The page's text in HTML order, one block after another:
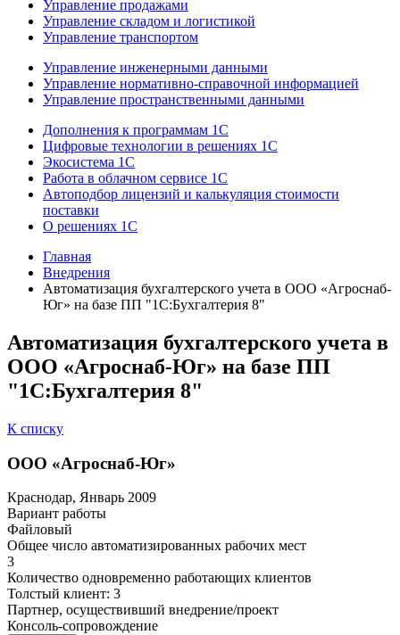
Управление продажами
Управление складом и логистикой
Управление транспортом
Управление инженерными данными
Управление нормативно-справочной информацией
Управление пространственными данными
Дополнения к программам 1С
Цифровые технологии в решениях 1С
Экосистема 1С
Работа в облачном сервисе 1С
Автоподбор лицензий и калькуляция стоимости
поставки
О решениях 1С
Главная
Внедрения
Автоматизация бухгалтерского учета в ООО «Агроснаб-
Юг» на базе ПП "1С:Бухгалтерия 8"
Автоматизация бухгалтерского учета в
ООО «Агроснаб-Юг» на базе ПП
"1С:Бухгалтерия 8"
К списку
ООО «Агроснаб-Юг»
Краснодар, Январь 2009
Вариант работы
Файловый
Общее число автоматизированных рабочих мест
3
Количество одновременно работающих клиентов
Толстый клиент: 3
Партнер, осуществивший внедрение/проект
Консоль-сопровождение